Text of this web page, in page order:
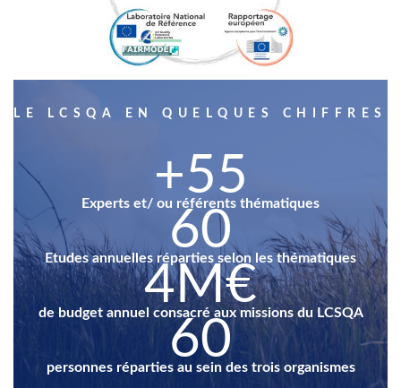
LE LCSQA EN QUELQUES CHIFFRES
+55
Experts et/ ou référents thématiques
60
Etudes annuelles réparties selon les thématiques
4M€
de budget annuel consacré aux missions du LCSQA
60
personnes réparties au sein des trois organismes